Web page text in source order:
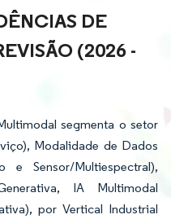
DE
(2026 -
segmenta o setor
Modalidade de Dados
Sensor/Multiespectral),
IA Multimodal
por Vertical Industrial